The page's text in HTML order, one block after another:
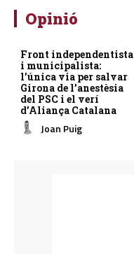
Opinió
Front independentista
i municipalista:
l’única via per salvar
Girona de l’anestèsia
del PSC i el verí
d’Aliança Catalana
Joan Puig